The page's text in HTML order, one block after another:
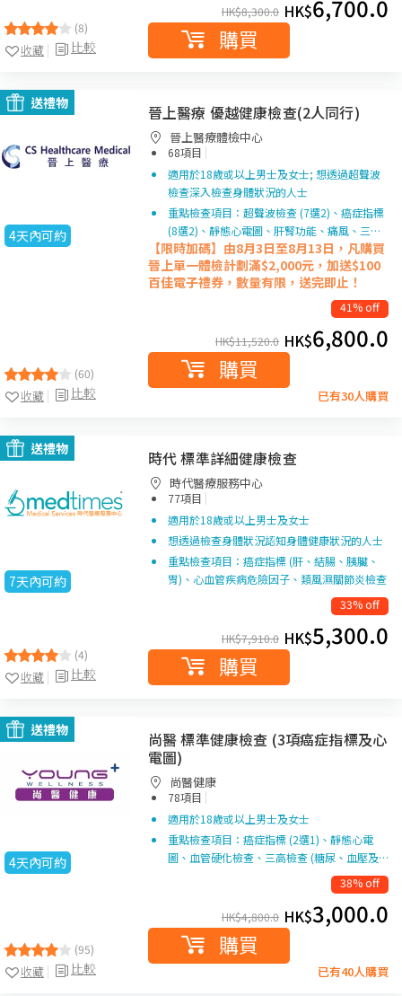
(8)
比較
收藏
HK$8,300.0 HK$6,700.0
購買
送禮物
4天內可約
(60)
比較
收藏
晉上醫療 優越健康檢查(2人同行)
晉上醫療體檢中心
68項目 |
適用於18歲或以上男士及女士; 想透過超聲波
檢查深入檢查身體狀況的人士
重點檢查項目：超聲波檢查 (7選2)、癌症指標
(8選2)、靜態心電圖、肝腎功能、痛風、三…
【限時加碼】由8月3日至8月13日，凡購買
晉上單一體檢計劃滿$2,000元，加送$100
百佳電子禮券，數量有限，送完即止！
41% off
HK$11,520.0 HK$6,800.0
購買
已有30人購買
送禮物
7天內可約
(4)
比較
收藏
時代 標準詳細健康檢查
時代醫療服務中心
77項目 |
適用於18歲或以上男士及女士
想透過檢查身體狀況認知身體健康狀況的人士
重點檢查項目：癌症指標 (肝、結腸、胰臟、
胃)、心血管疾病危險因子、類風濕關節炎檢查
33% off
HK$7,910.0 HK$5,300.0
購買
送禮物
4天內可約
(95)
比較
收藏
尚醫 標準健康檢查 (3項癌症指標及心
電圖)
尚醫健康
78項目 |
適用於18歲或以上男士及女士
重點檢查項目：癌症指標 (2選1)、靜態心電
圖、血管硬化檢查、三高檢查 (糖尿、血壓及…
38% off
HK$4,800.0 HK$3,000.0
購買
已有40人購買